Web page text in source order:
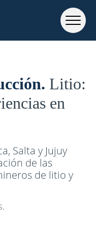
Litio:
en
Salta y Jujuy
de las
de litio y